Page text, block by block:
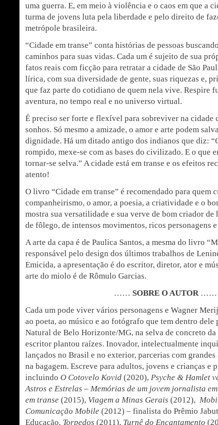
uma guerra. E, em meio à violência e o caos em que a
turma de jovens luta pela liberdade e pelo direito de
metrópole brasileira.
“Cidade em transe” conta histórias de pessoas
caminhos para suas vidas. Cada um é sujeito de sua
fatos reais com ficção para retratar a cidade de São
lírica, com sua diversidade de gente, suas riquezas e,
que faz parte do cotidiano de quem nela vive. Respire
aventura, no tempo real e no universo virtual.
É preciso ser forte e flexível para sobreviver na cidade
sonhos. Só mesmo a amizade, o amor e arte podem
dignidade. Há um ditado antigo dos indianos que diz:
rompido, mexe-se com as bases do civilizado. E o que
tornar-se selva.” A cidade está em transe e os efeitos
atento!
O livro “Cidade em transe” é recomendado para quem
companheirismo, o amor, a poesia, a criatividade e o
mostra sua versatilidade e sua verve de bom criador de
de fôlego, de intensos movimentos, ricos personagens
A arte da capa é de Paulica Santos, a mesma do livro
responsável pelo design dos últimos trabalhos de
Emicida, a apresentação é do escritor, diretor, ator e
arte do miolo é de Rômulo Garcias.
…… SOBRE O AUTOR……
Cada um pode viver vários personagens e Wagner
ao poeta, ao músico e ao fotógrafo que tem dentro dele
Natural de Belo Horizonte/MG, na selva de concreto
escritor plantou raízes. Inovador, intelectualmente
lançados no Brasil e no exterior, parcerias com
na bagagem. Escreve para adultos, jovens e crianças
incluindo O Cotovelo Kovid (2020), Psyche & Hamlet
Astros e Estrelas – Memórias de um jovem jornalista
em transe (2015), Viagem a Minas Gerais (2012),
Comunicação Mobile (2012) – finalista do Prêmio
Educação, Torpedos (2011), Turnê do Encantamento